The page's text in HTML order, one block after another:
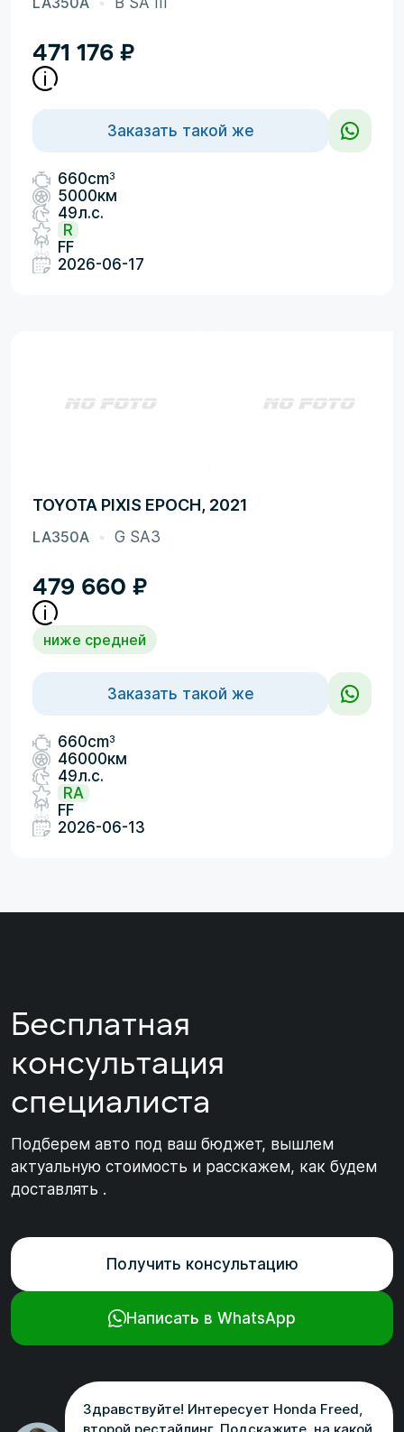
471 176 ₽
Заказать такой же
660cm3
5000км
49л.с.
R
FF
2026-06-17
TOYOTA PIXIS EPOCH, 2021
LA350A G SA3
479 660 ₽
ниже средней
Заказать такой же
660cm3
46000км
49л.с.
RA
FF
2026-06-13
Бесплатная
консультация
специалиста
Подберем авто под ваш бюджет, вышлем
актуальную стоимость и расскажем, как будем
доставлять .
Получить консультацию
Написать в WhatsApp
Здравствуйте! Интересует Honda Freed,